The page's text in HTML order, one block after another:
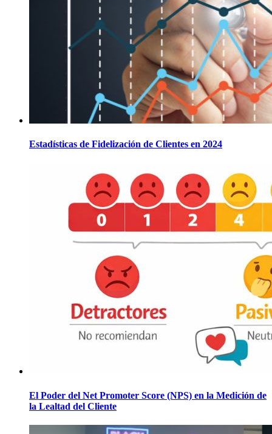
Estadísticas de Fidelización de Clientes en 2024
El Poder del Net Promoter Score (NPS) en la Medición de
la Lealtad del Cliente